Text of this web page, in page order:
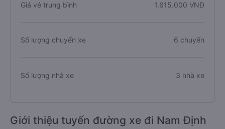
Giá vé trung bình 1.615.000 VNĐ
Số lượng chuyến xe 6 chuyến
Số lượng nhà xe 3 nhà xe
Giới thiệu tuyến đường xe đi Nam Định